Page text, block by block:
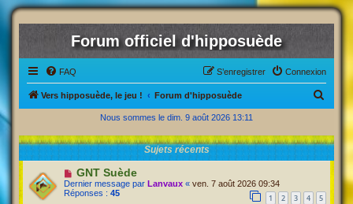
Forum officiel d'hipposuède
FAQ Connexion
S’enregistrer
Vers hipposuède, le jeu ! Forum d'hipposuède
Nous sommes le dim. 9 août 2026 13:11
Sujets récents
GNT Suède
Dernier message par Lanvaux « ven. 7 août 2026 09:34
Réponses : 45 1 2 3 4 5